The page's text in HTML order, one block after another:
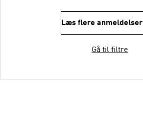
Læs flere anmeldelser
Gå til filtre